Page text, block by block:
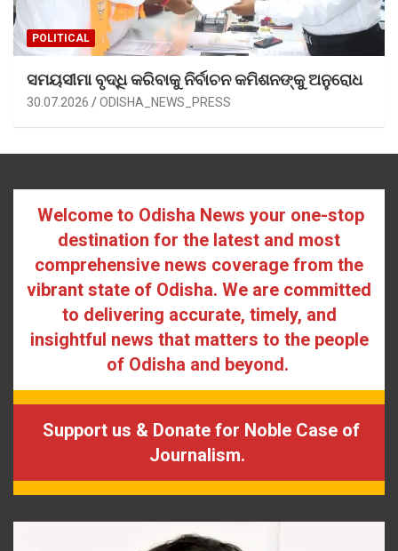
POLITICAL
ସମୟସୀମା ବୃଦ୍ଧି କରିବାକୁ ନିର୍ବାଚନ କମିଶନଙ୍କୁ ଅନୁରୋଧ
30.07.2026 ODISHA_NEWS_PRESS
Welcome to Odisha News your one-stop
destination for the latest and most
comprehensive news coverage from the
vibrant state of Odisha. We are committed
to delivering accurate, timely, and
insightful news that matters to the people
of Odisha and beyond.
Support us & Donate for Noble Case of
Journalism.